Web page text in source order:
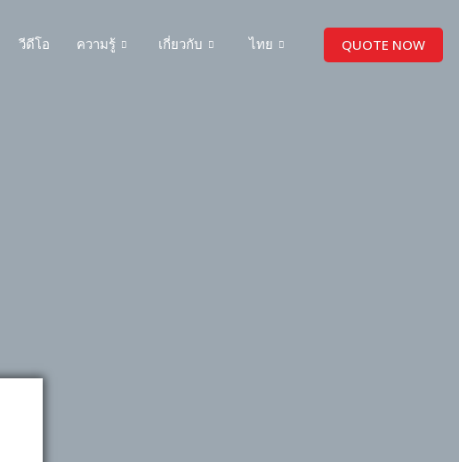
วีดีโอ ความรู้ เกี่ยวกับ ไทย QUOTE NOW